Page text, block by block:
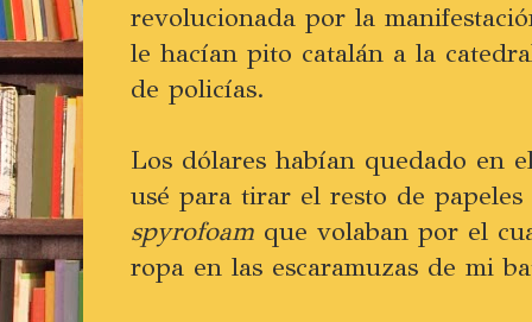
revolucionada por la
le hacían pito catalán a la
de policías.
Los dólares habían quedado en
usé para tirar el resto de
spyrofoam que volaban por el
ropa en las escaramuzas de mi